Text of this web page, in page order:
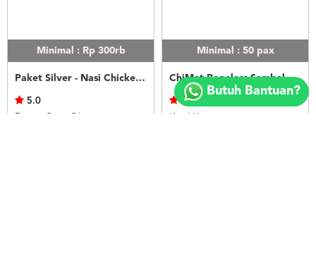
2018
FOODSPOT.CO.ID
Minimal : Rp 300rb
Paket Silver - Nasi Chicken Teriyaki
5.0
Dapur Oma Qia
Minimal : 50 pax
ChiMat Boneless Sambal Matah
5.0
Kopi Kenangan
Butuh Bantuan?